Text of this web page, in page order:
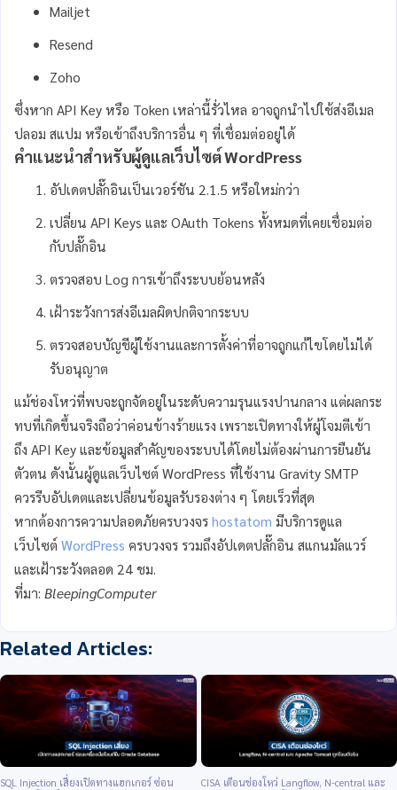
Mailjet
Resend
Zoho
ซึ่งหาก API Key หรือ Token เหล่านี้รั่วไหล อาจถูกนำไปใช้ส่งอีเมล
ปลอม สแปม หรือเข้าถึงบริการอื่น ๆ ที่เชื่อมต่ออยู่ได้
คำแนะนำสำหรับผู้ดูแลเว็บไซต์ WordPress
อัปเดตปลั๊กอินเป็นเวอร์ชัน 2.1.5 หรือใหม่กว่า
เปลี่ยน API Keys และ OAuth Tokens ทั้งหมดที่เคยเชื่อมต่อ
กับปลั๊กอิน
ตรวจสอบ Log การเข้าถึงระบบย้อนหลัง
เฝ้าระวังการส่งอีเมลผิดปกติจากระบบ
ตรวจสอบบัญชีผู้ใช้งานและการตั้งค่าที่อาจถูกแก้ไขโดยไม่ได้
รับอนุญาต
แม้ช่องโหว่ที่พบจะถูกจัดอยู่ในระดับความรุนแรงปานกลาง แต่ผลกระ
ทบที่เกิดขึ้นจริงถือว่าค่อนข้างร้ายแรง เพราะเปิดทางให้ผู้โจมตีเข้า
ถึง API Key และข้อมูลสำคัญของระบบได้โดยไม่ต้องผ่านการยืนยัน
ตัวตน ดังนั้นผู้ดูแลเว็บไซต์ WordPress ที่ใช้งาน Gravity SMTP
ควรรีบอัปเดตและเปลี่ยนข้อมูลรับรองต่าง ๆ โดยเร็วที่สุด
หากต้องการความปลอดภัยครบวงจรhostatom มีบริการดูแล
เว็บไซต์ WordPress ครบวงจร รวมถึงอัปเดตปลั๊กอิน สแกนมัลแวร์
และเฝ้าระวังตลอด 24 ชม.
ที่มา: BleepingComputer
SQL Injection เสี่ยงเปิดทางแฮกเกอร์ ซ่อน
CISA เตือนช่องโหว่ Langflow, N-central และ